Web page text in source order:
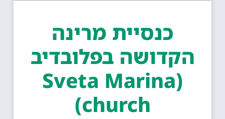
כנסיית מרינה
בפלובדיב
(Sveta Marina
church)